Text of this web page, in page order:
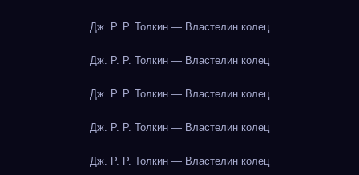
Дж. Р. Р. Толкин — Властелин колец
Дж. Р. Р. Толкин — Властелин колец
Дж. Р. Р. Толкин — Властелин колец
Дж. Р. Р. Толкин — Властелин колец
Дж. Р. Р. Толкин — Властелин колец